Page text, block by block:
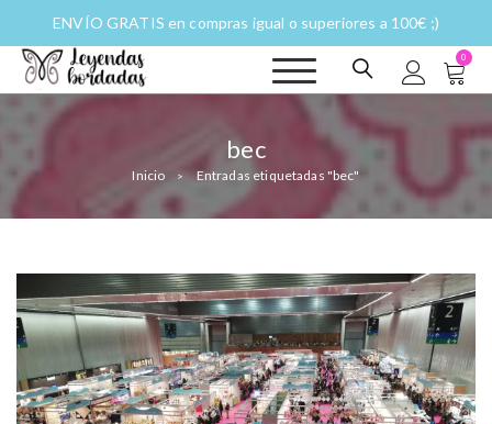
ENVÍO GRATIS en compras igual o superiores a 100€ ;)
Leyendas
bordadas |
puntadas
Moda y complementos
0
bec
Inicio > Entradas etiquetadas "bec"